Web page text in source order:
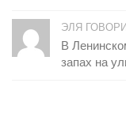
ЭЛЯ
В
запах на